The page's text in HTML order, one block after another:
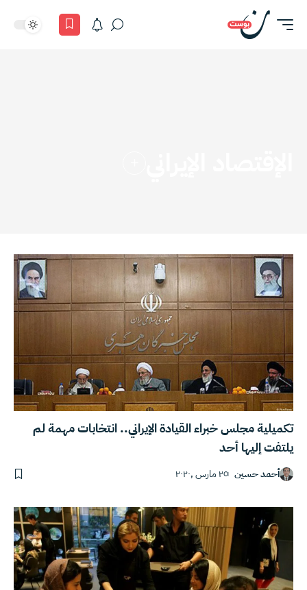
تكميلية مجلس خبراء القيادة الإيراني.. انتخابات مهمة لم
يلتفت إليها أحد
أحمد حسين ٢٥ مارس ,٢٠٢٠